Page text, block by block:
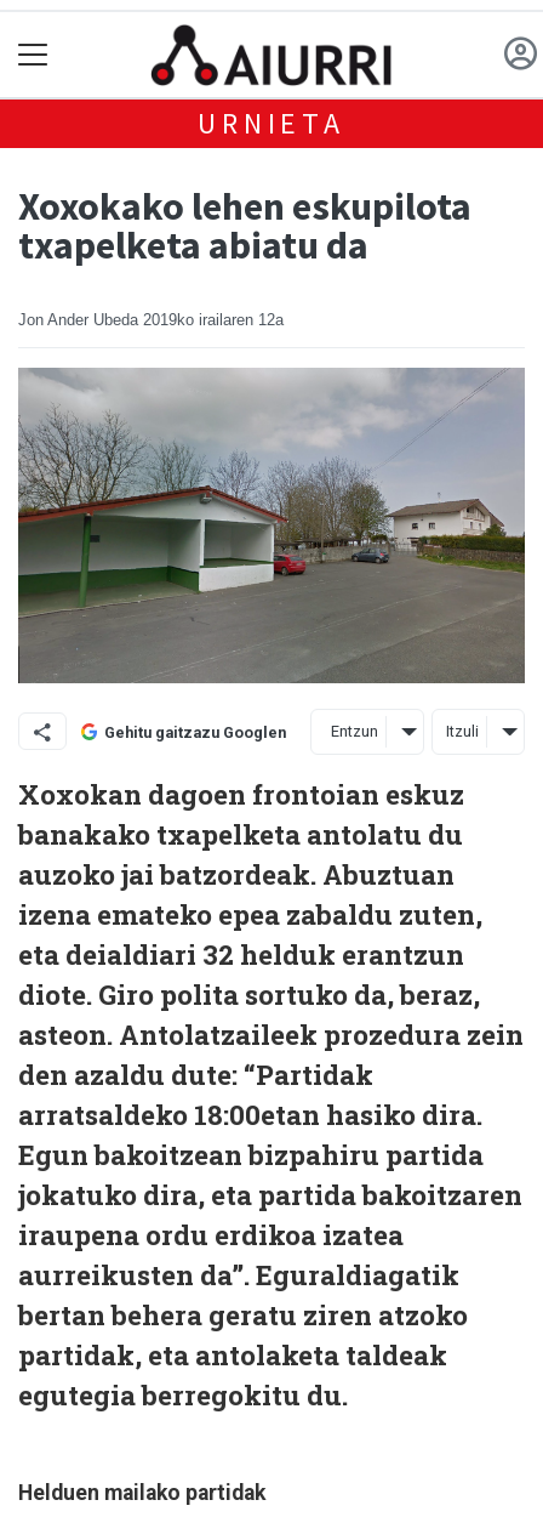
URNIETA
Xoxokako lehen eskupilota
txapelketa abiatu da
Jon Ander Ubeda 2019ko irailaren 12a
Gehitu gaitzazu Googlen Entzun Itzuli
Xoxokan dagoen frontoian eskuz
banakako txapelketa antolatu du
auzoko jai batzordeak. Abuztuan
izena emateko epea zabaldu zuten,
eta deialdiari 32 helduk erantzun
diote. Giro polita sortuko da, beraz,
asteon. Antolatzaileek prozedura zein
den azaldu dute: “Partidak
arratsaldeko 18:00etan hasiko dira.
Egun bakoitzean bizpahiru partida
jokatuko dira, eta partida bakoitzaren
iraupena ordu erdikoa izatea
aurreikusten da”. Eguraldiagatik
bertan behera geratu ziren atzoko
partidak, eta antolaketa taldeak
egutegia berregokitu du.
Helduen mailako partidak